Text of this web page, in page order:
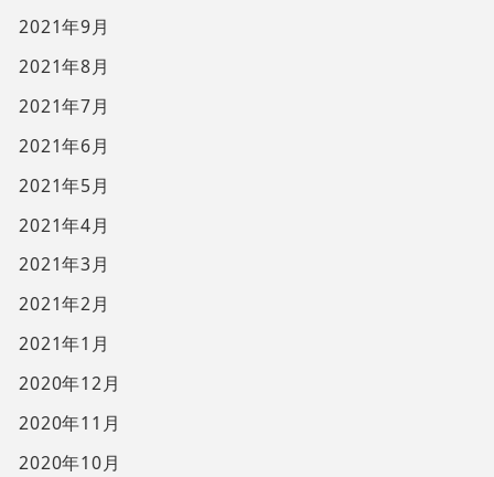
2021年9月
2021年8月
2021年7月
2021年6月
2021年5月
2021年4月
2021年3月
2021年2月
2021年1月
2020年12月
2020年11月
2020年10月